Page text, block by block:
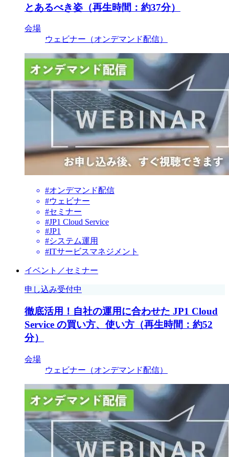
とあるべき姿（再生時間：約37分）
会場
ウェビナー（オンデマンド配信）
#オンデマンド配信
#ウェビナー
#セミナー
#JP1 Cloud Service
#JP1
#システム運用
#ITサービスマネジメント
イベント／セミナー
申し込み受付中
徹底活用！自社の運用に合わせた JP1 Cloud
Service の買い方、使い方（再生時間：約52
分）
会場
ウェビナー（オンデマンド配信）